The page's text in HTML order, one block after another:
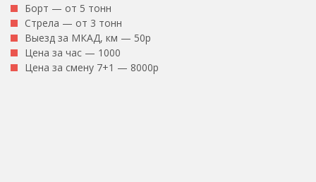
Борт — от 5 тонн
Стрела — от 3 тонн
Выезд за МКАД, км — 50р
Цена за час — 1000
Цена за смену 7+1 — 8000р